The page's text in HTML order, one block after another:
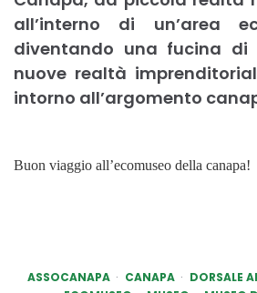
all’interno di un’area
diventando una fucina
nuove realtà
intorno all’argomento
Buon viaggio all’ecomuseo della canapa!
ASSOCANAPA CANAPA
DORSALE